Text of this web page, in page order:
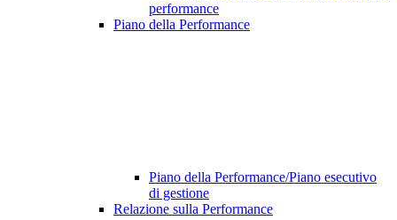
performance
Piano della Performance
Piano della Performance/Piano esecutivo
di gestione
Relazione sulla Performance